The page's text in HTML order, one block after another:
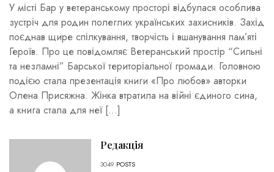
У місті Бар у ветеранському просторі відбулася особлива
зустріч для родин полеглих українських захисників. Захід
поєднав щире спілкування, творчість і вшанування пам’яті
Героїв. Про це повідомляє Ветеранський простір “Сильні
та незламні” Барської територіальної громади. Головною
подією стала презентація книги «Про любов» авторки
Олена Присяжна. Жінка втратила на війні єдиного сина,
а книга стала для неї […]
Редакція
3049 POSTS